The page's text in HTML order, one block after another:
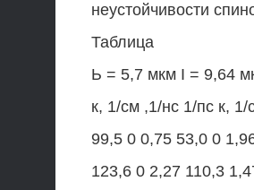
неустойчивости
Таблица
Ь = 5,7 мкм I = 9,64
к, 1/см ,1/нс 1/пс к,
99,5 0 0,75 53,0 0
123,6 0 2,27 110,3